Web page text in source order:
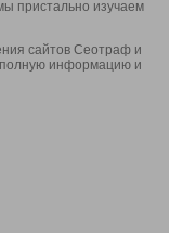
пристально изучаем
сайтов Сеотраф и
полную информацию и